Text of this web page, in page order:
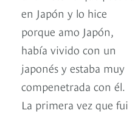
en Japón y lo hice
porque amo Japón,
había vivido con un
japonés y estaba muy
compenetrada con él.
La primera vez que fui